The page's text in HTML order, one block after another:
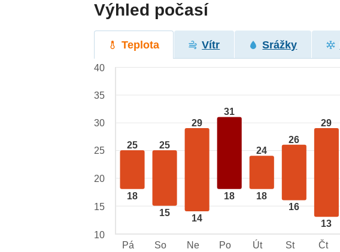
Výhled počasí
Teplota Vítr Srážky
25
18
25
15
29
14
31
18
24
18
26
16
29
13
40
35
30
25
20
15
10
Pá
So Ne Po Út St Čt